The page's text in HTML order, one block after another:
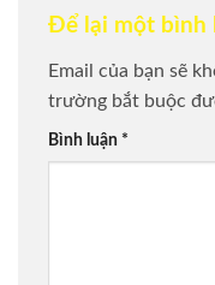
Để lại một bình
Email của bạn sẽ
trường bắt buộc
Bình luận *